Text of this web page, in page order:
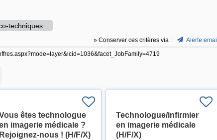
techniques
» Conserver ces critères via : Alerte email
êtes technologue
imagerie médicale ?
Rejoignez-nous ! (H/F/X)
Technologue/infirmier
en imagerie médicale
(H/F/X)